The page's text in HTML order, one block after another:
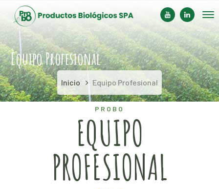
YoutubeLinkedIn
Profile
Equipo Profesional
Inicio Equipo Profesional
PROBO
EQUIPO
PROFESIONAL